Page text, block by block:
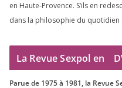
en Haute-Provence. S’ils en
dans la phi­lo­so­phie du quo­ti­dien
La Revue Sexpol en
Parue de 1975à 1981, la Revue